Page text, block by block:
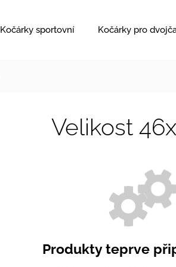
Kočárky sportovní Kočárky pro
Velikost
Produkty teprve